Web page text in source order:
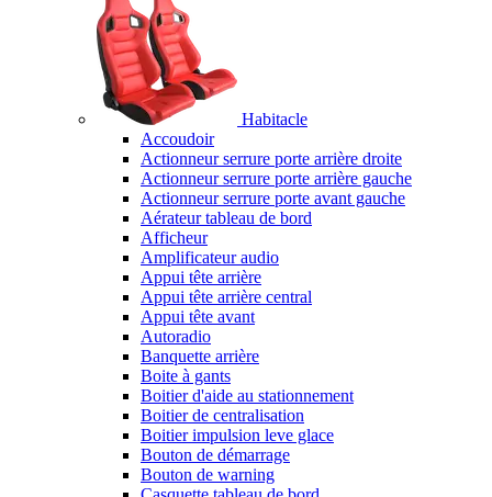
Habitacle
Accoudoir
Actionneur serrure porte arrière droite
Actionneur serrure porte arrière gauche
Actionneur serrure porte avant gauche
Aérateur tableau de bord
Afficheur
Amplificateur audio
Appui tête arrière
Appui tête arrière central
Appui tête avant
Autoradio
Banquette arrière
Boite à gants
Boitier d'aide au stationnement
Boitier de centralisation
Boitier impulsion leve glace
Bouton de démarrage
Bouton de warning